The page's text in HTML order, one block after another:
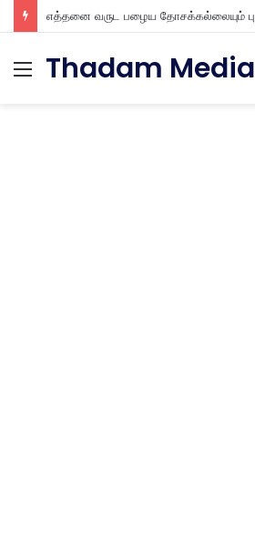
Menu
Thadam Media